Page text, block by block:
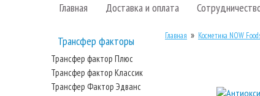
Главная Доставка и оплата
Трансфер факторы
Трансфер фактор Плюс
Трансфер фактор Классик
Трансфер Фактор Эдванс
Главная » Косметика NOW